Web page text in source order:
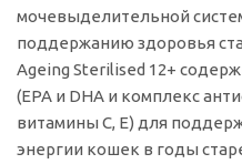
мочевыделительной
поддержанию здоровья
Ageing Sterilised 12+
(EPA и DHA и комплекс
витамины С, Е) для
энергии кошек в годы